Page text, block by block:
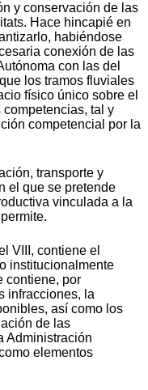
y conservación de las
Hace hincapié en
habiéndose
conexión de las
con las del
los tramos fluviales
físico único sobre el
tal y
competencial por la
transporte y
el que se pretende
vinculada a la
VIII, contiene el
institucionalmente
contiene, por
infracciones, la
así como los
de las
Administración
elementos